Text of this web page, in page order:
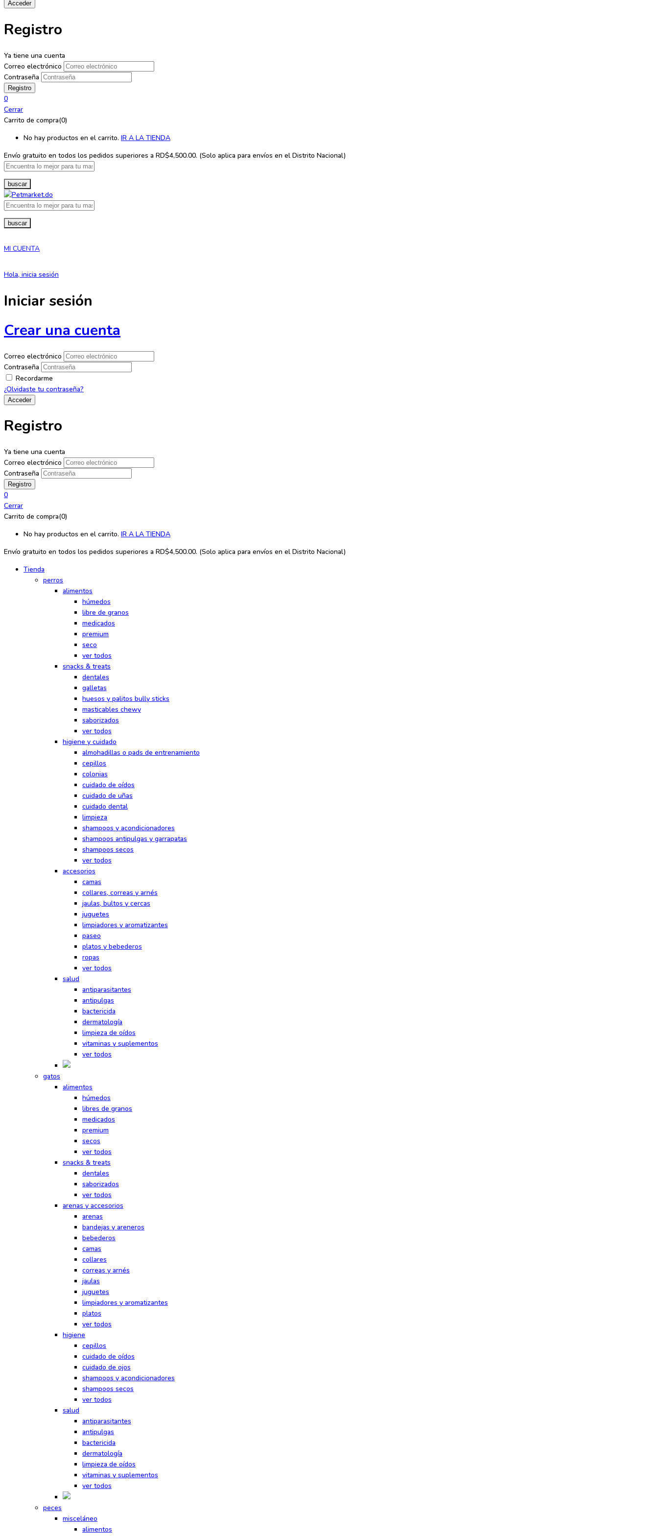
Registro
Ya tiene una cuenta
Correo electrónico
Contraseña
0
Cerrar
Carrito de compra(0)
No hay productos en el carrito. IR A LA TIENDA
Envío gratuito en todos los pedidos superiores a RD$4,500.00. (Solo aplica para envíos en el Distrito Nacional)
buscar
buscar
MI CUENTA
Hola, inicia sesión
Iniciar sesión
Crear una cuenta
Correo electrónico
Contraseña
Recordarme
¿Olvidaste tu contraseña?
Registro
Ya tiene una cuenta
Correo electrónico
Contraseña
0
Cerrar
Carrito de compra(0)
No hay productos en el carrito. IR A LA TIENDA
Envío gratuito en todos los pedidos superiores a RD$4,500.00. (Solo aplica para envíos en el Distrito Nacional)
Tienda
perros
alimentos
húmedos
libre de granos
medicados
premium
seco
ver todos
snacks & treats
dentales
galletas
huesos y palitos bully sticks
masticables chewy
saborizados
ver todos
higiene y cuidado
almohadillas o pads de entrenamiento
cepillos
colonias
cuidado de oídos
cuidado de uñas
cuidado dental
limpieza
shampoos y acondicionadores
shampoos antipulgas y garrapatas
shampoos secos
ver todos
accesorios
camas
collares, correas y arnés
jaulas, bultos y cercas
juguetes
limpiadores y aromatizantes
paseo
platos y bebederos
ropas
ver todos
salud
antiparasitantes
antipulgas
bactericida
dermatología
limpieza de oídos
vitaminas y suplementos
ver todos
gatos
alimentos
húmedos
libres de granos
medicados
premium
secos
ver todos
snacks & treats
dentales
saborizados
ver todos
arenas y accesorios
arenas
bandejas y areneros
bebederos
camas
collares
correas y arnés
jaulas
juguetes
limpiadores y aromatizantes
platos
ver todos
higiene
cepillos
cuidado de oídos
cuidado de ojos
shampoos y acondicionadores
shampoos secos
ver todos
salud
antiparasitantes
antipulgas
bactericida
dermatología
limpieza de oídos
vitaminas y suplementos
ver todos
peces
misceláneo
alimentos